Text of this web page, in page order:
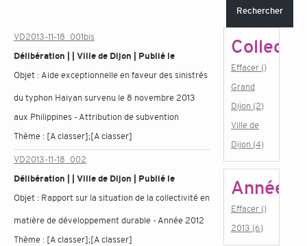
Rechercher
VD2013-11-18_001bis
Délibération | | Ville de Dijon | Publié le
Objet : Aide exceptionnelle en faveur des sinistrés
du typhon Haiyan survenu le 8 novembre 2013
aux Philippines - Attribution de subvention
Thème : [A classer];[A classer]
VD2013-11-18_002
Délibération | | Ville de Dijon | Publié le
Objet : Rapport sur la situation de la collectivité en
matière de développement durable - Année 2012
Thème : [A classer];[A classer]
Effacer ()
Grand
Dijon (2)
Ville de
Dijon (4)
Année
Effacer ()
2013 (6)